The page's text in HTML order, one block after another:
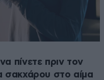
πίνετε πριν τον
σακχάρου στο αίμα